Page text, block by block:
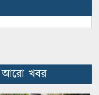
আরো খবর